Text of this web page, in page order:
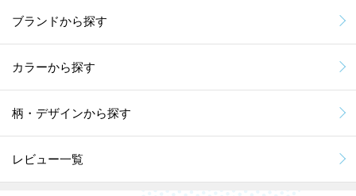
ブランドから探す
カラーから探す
柄・デザインから探す
レビュー一覧